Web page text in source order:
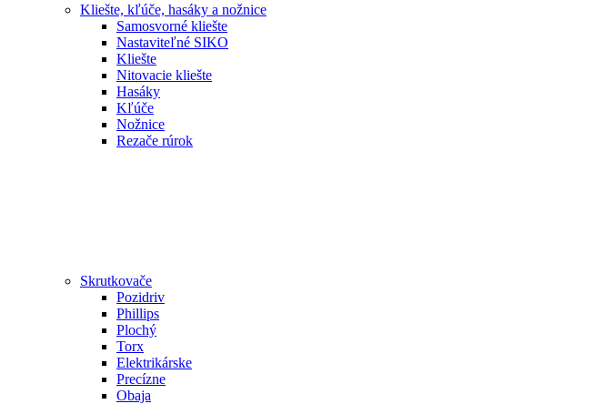
Kliešte, kľúče, hasáky a nožnice
Samosvorné kliešte
Nastaviteľné SIKO
Kliešte
Nitovacie kliešte
Hasáky
Kľúče
Nožnice
Rezače rúrok
Skrutkovače
Pozidriv
Phillips
Plochý
Torx
Elektrikárske
Precízne
Obaja